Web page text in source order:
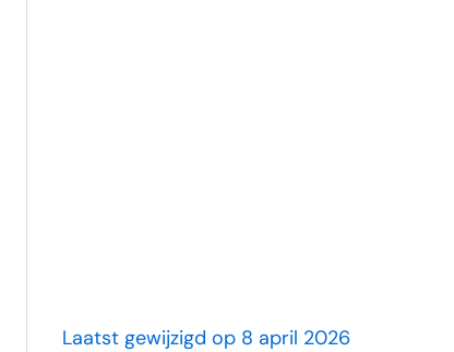
Laatst gewijzigd op 8 april 2026